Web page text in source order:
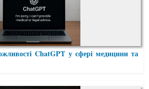
ChatGPT у сфері медицини та